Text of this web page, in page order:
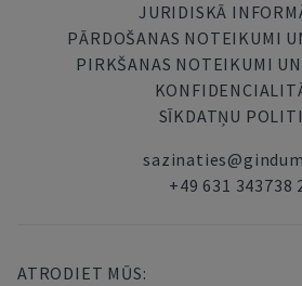
JURIDISKĀ
PĀRDOŠANAS NOTEIKUMI
PIRKŠANAS NOTEIKUMI
SĪKDATŅU
+49 631 343738
ATRODIET MŪS: